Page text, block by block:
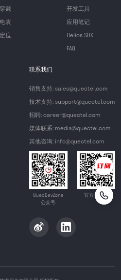
戴
表
位
开发工具
应用笔记
Helios SDK
FAQ
联系我们
销售支持: sales@quectel.com
技术支持: support@quectel.com
招聘: career@quectel.com
媒体联系: media@quectel.com
其他咨询: info@quectel.com
QuecDevZone
公众号
官方公众号